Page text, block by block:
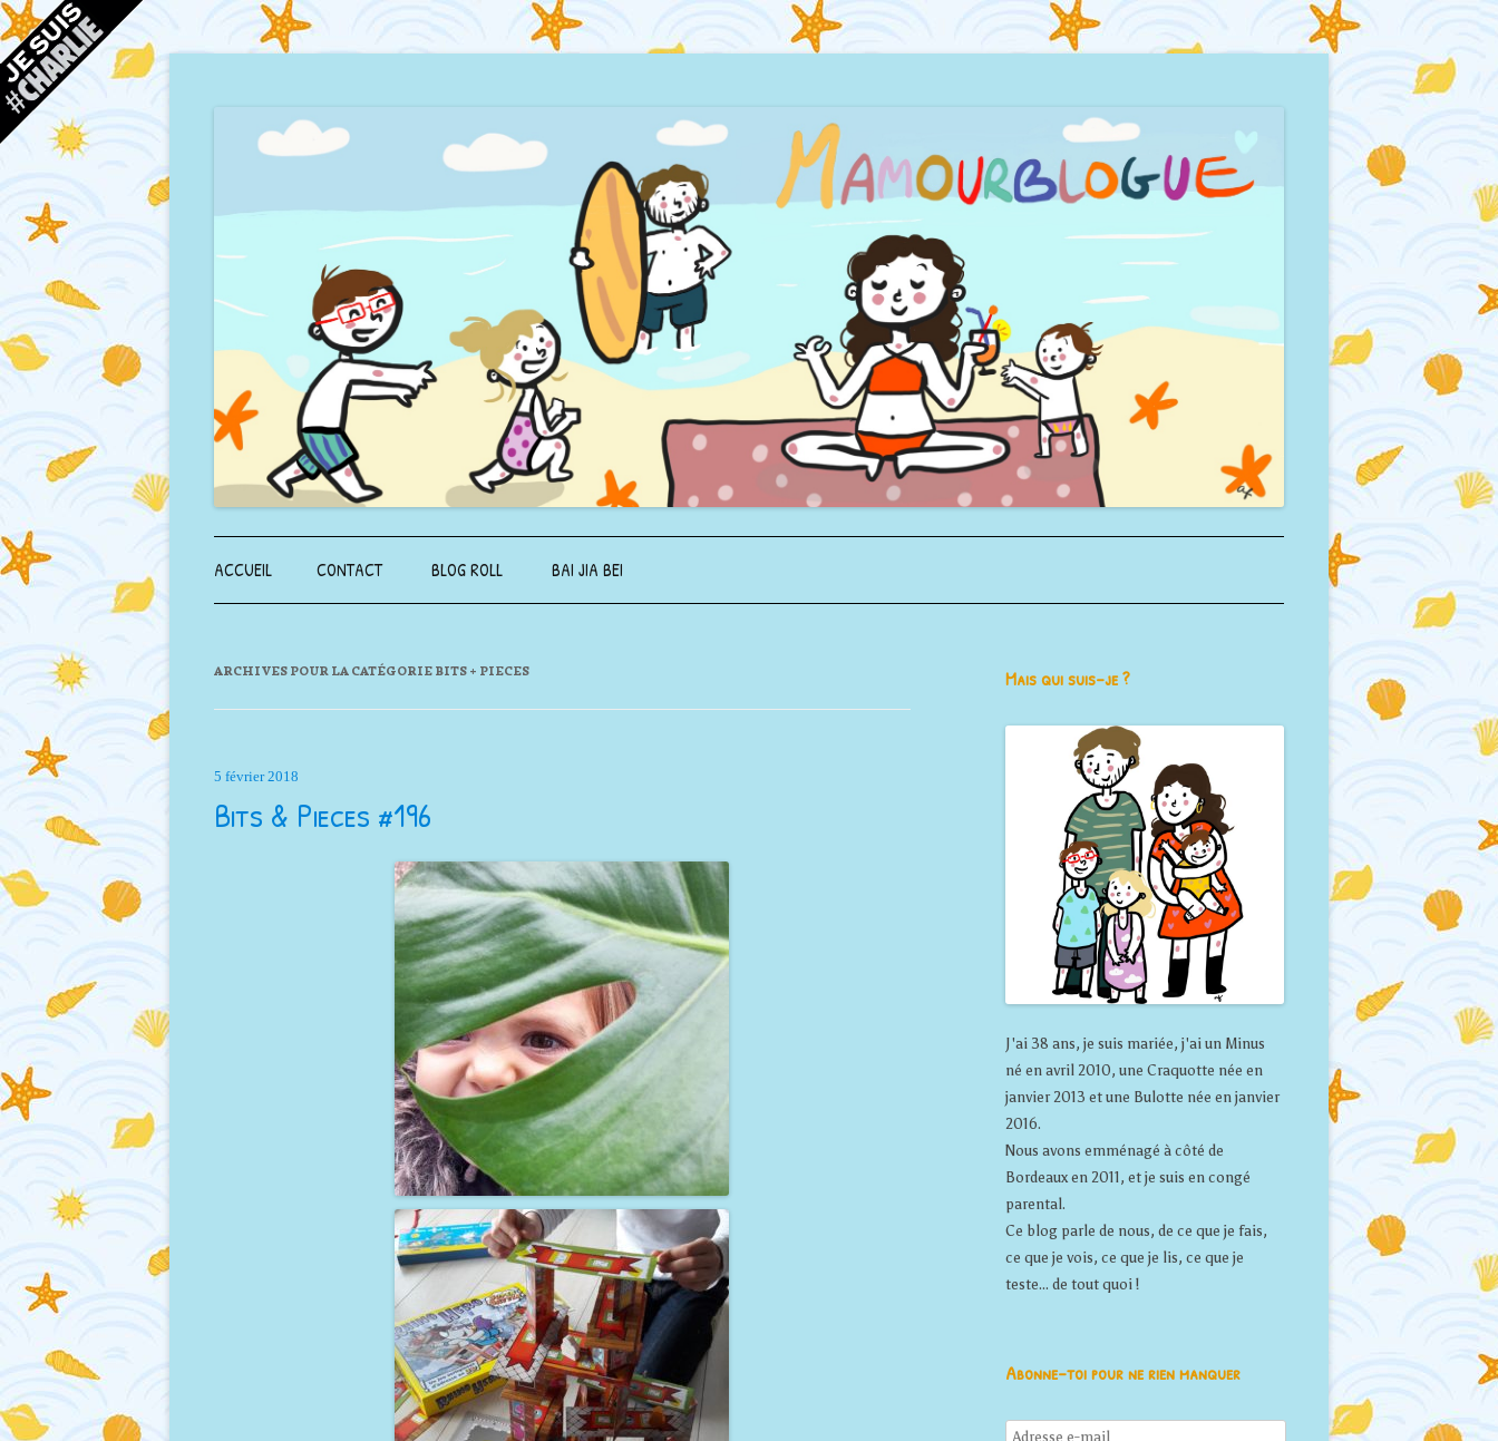
Aller au contenu principal
ACCUEIL CONTACT BLOG ROLL BAI JIA BEI
ARCHIVES POUR LA CATÉGORIE BITS + PIECES
5 février 2018
Bits & Pieces #196
Mais qui suis-je ?
J'ai 38 ans, je suis mariée, j'ai un Minus
né en avril 2010, une Craquotte née en
janvier 2013 et une Bulotte née en janvier
2016.
Nous avons emménagé à côté de
Bordeaux en 2011, et je suis en congé
parental.
Ce blog parle de nous, de ce que je fais,
ce que je vois, ce que je lis, ce que je
teste... de tout quoi !
Abonne-toi pour ne rien manquer
Adresse